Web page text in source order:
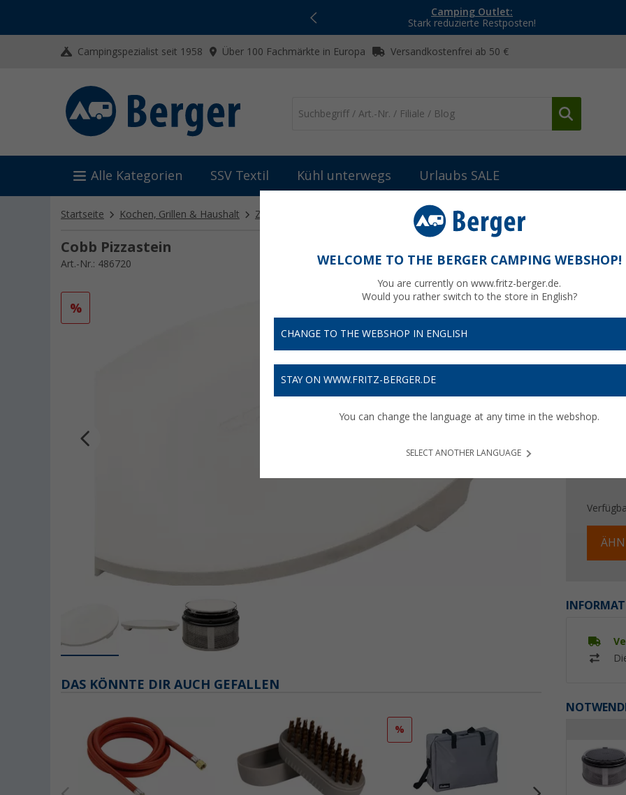
Camping Outlet:
Stark reduzierte Restposten!
Campingspezialist seit 1958 Über 100 Fachmärkte in Europa Versandkostenfrei ab 50 €
Alle Kategorien SSV Textil Kühl unterwegs Urlaubs SALE
Startseite Kochen, Grillen & Haushalt Zubehör für Grills & Kocher Grillroste, Pfannen und Platten
Cobb Pizzastein
Art.-Nr.: 486720
%
DAS KÖNNTE DIR AUCH GEFALLEN
%
WELCOME TO THE BERGER CAMPING WEBSHOP!
You are currently on www.fritz-berger.de.
Would you rather switch to the store in English?
CHANGE TO THE WEBSHOP IN ENGLISH
STAY ON WWW.FRITZ-BERGER.DE
You can change the language at any time in the webshop.
SELECT ANOTHER LANGUAGE